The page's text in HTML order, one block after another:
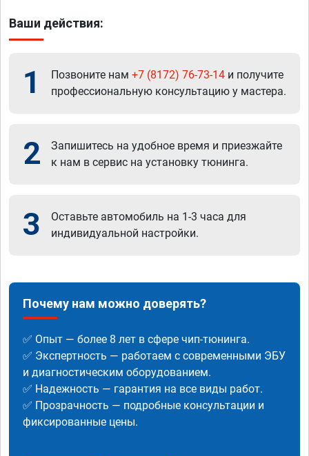
Ваши действия:
1 Позвоните нам +7 (8172) 76-73-14 и получите
профессиональную консультацию у мастера.
2
Запишитесь на удобное время и приезжайте
к нам в сервис на установку тюнинга.
3
Оставьте автомобиль на 1-3 часа для
индивидуальной настройки.
Почему нам можно доверять?
✅ Опыт — более 8 лет в сфере чип-тюнинга.
✅ Экспертность — работаем с современными ЭБУ
и диагностическим оборудованием.
✅ Надежность — гарантия на все виды работ.
✅ Прозрачность — подробные консультации и
фиксированные цены.